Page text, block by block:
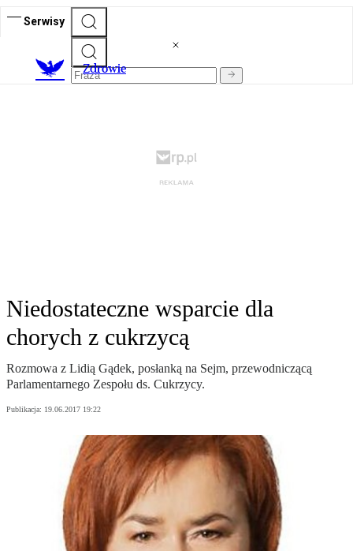
Serwisy
Zdrowie
Niedostateczne wsparcie dla
chorych z cukrzycą
Rozmowa z Lidią Gądek, posłanką na Sejm, przewodniczącą
Parlamentarnego Zespołu ds. Cukrzycy.
Publikacja: 19.06.2017 19:22